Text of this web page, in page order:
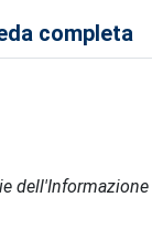
completa
dell'Informazione